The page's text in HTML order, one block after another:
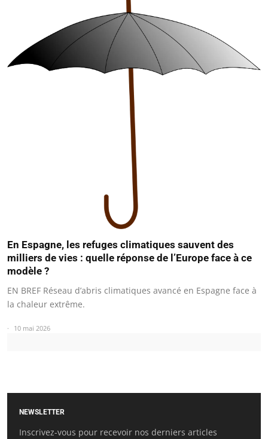
En Espagne, les refuges climatiques sauvent des
milliers de vies : quelle réponse de l’Europe face à ce
modèle ?
EN BREF Réseau d’abris climatiques avancé en Espagne face à
la chaleur extrême.
10 mai 2026
NEWSLETTER
Inscrivez-vous pour recevoir nos derniers articles